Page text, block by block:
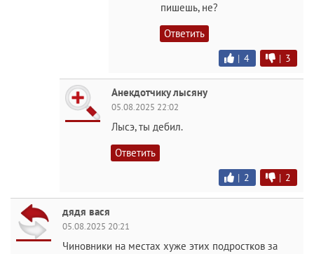
пишешь, не?
Ответить
| 4 | 3
Анекдотчику лысяну
05.08.2025 22:02
Лысэ, ты дeбил.
Ответить
| 2 | 2
дядя вася
05.08.2025 20:21
Чиновники на местах хуже этих подростков за